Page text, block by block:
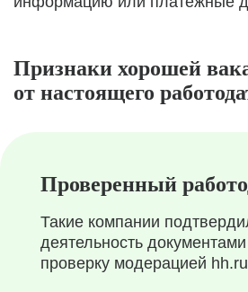
Признаки хорошей
от настоящего
Проверенный
Такие компании
деятельность
проверку модерацией hh.ru